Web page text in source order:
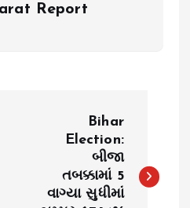
Report
Bihar
Election:
બીજા
તબક્કામાં 5
વાગ્યા સુધીમાં